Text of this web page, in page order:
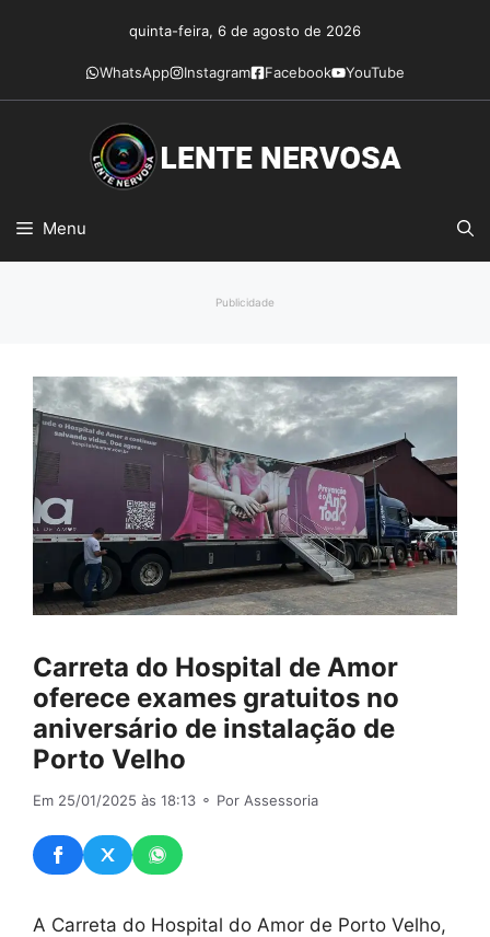
conteúdo
quinta-feira, 6 de agosto de 2026
WhatsApp Instagram Facebook YouTube
Menu
Publicidade
Carreta do Hospital de Amor
oferece exames gratuitos no
aniversário de instalação de
Porto Velho
Em 25/01/2025 às 18:13 ⚬ Por Assessoria
A Carreta do Hospital do Amor de Porto Velho,